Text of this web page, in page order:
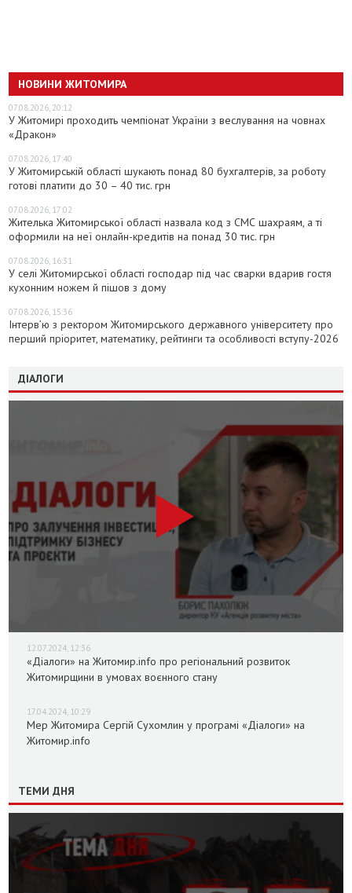
НОВИНИ ЖИТОМИРА
07.08.2026, 20:12
У Житомирі проходить чемпіонат України з веслування на човнах
«Дракон»
07.08.2026, 17:40
У Житомирській області шукають понад 80 бухгалтерів, за роботу
готові платити до 30 – 40 тис. грн
07.08.2026, 17:02
Жителька Житомирської області назвала код з СМС шахраям, а ті
оформили на неї онлайн-кредитів на понад 30 тис. грн
07.08.2026, 16:31
У селі Житомирської області господар під час сварки вдарив гостя
кухонним ножем й пішов з дому
07.08.2026, 15:36
Інтерв’ю з ректором Житомирського державного університету про
перший пріоритет, математику, рейтинги та особливості вступу-2026
ДІАЛОГИ
12.07.2024, 12:36
«Діалоги» на Житомир.info про регіональний розвиток
Житомирщини в умовах воєнного стану
17.04.2024, 10:29
Мер Житомира Сергій Сухомлин у програмі «Діалоги» на
Житомир.info
ТЕМИ ДНЯ